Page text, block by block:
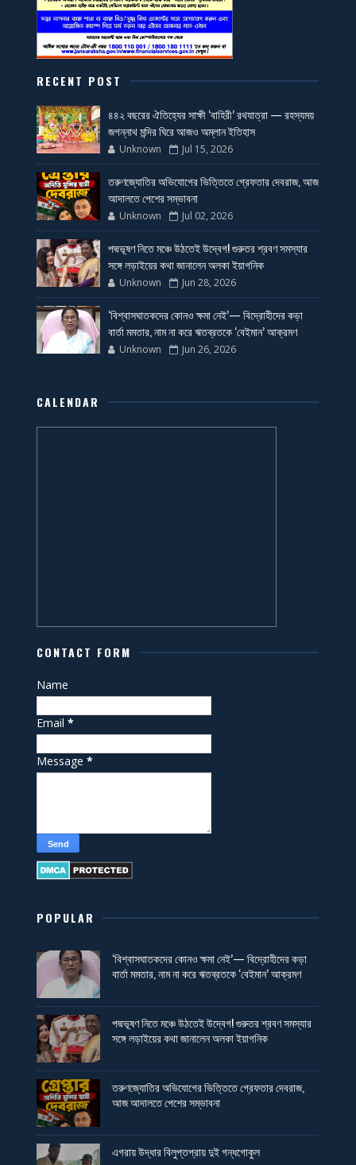
RECENT POST
৪৪২ বছরের ঐতিহ্যের সাক্ষী ‘বাহিরী’ রথযাত্রা — রহস্যময়
জগন্নাথ মন্দির ঘিরে আজও অম্লান ইতিহাস
Unknown Jul 15, 2026
তরুণজ্যোতির অভিযোগের ভিত্তিতে গ্রেফতার দেবরাজ, আজ
আদালতে পেশের সম্ভাবনা
Unknown Jul 02, 2026
পদ্মভূষণ নিতে মঞ্চে উঠতেই উদ্বেগ! গুরুতর শ্রবণ সমস্যার
সঙ্গে লড়াইয়ের কথা জানালেন অলকা ইয়াগনিক
Unknown Jun 28, 2026
‘বিশ্বাসঘাতকদের কোনও ক্ষমা নেই’— বিদ্রোহীদের কড়া
বার্তা মমতার, নাম না করে ঋতব্রতকে ‘বেইমান’ আক্রমণ
Unknown Jun 26, 2026
CALENDAR
CONTACT FORM
Name
Email*
Message*
POPULAR
‘বিশ্বাসঘাতকদের কোনও ক্ষমা নেই’— বিদ্রোহীদের কড়া
বার্তা মমতার, নাম না করে ঋতব্রতকে ‘বেইমান’ আক্রমণ
পদ্মভূষণ নিতে মঞ্চে উঠতেই উদ্বেগ! গুরুতর শ্রবণ সমস্যার
সঙ্গে লড়াইয়ের কথা জানালেন অলকা ইয়াগনিক
তরুণজ্যোতির অভিযোগের ভিত্তিতে গ্রেফতার দেবরাজ,
আজ আদালতে পেশের সম্ভাবনা
এগরায় উদ্ধার বিলুপ্তপ্রায় দুই গন্ধগোকুল